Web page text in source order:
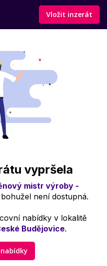
Vložit inzerát
vypršela
mistr výroby -
není dostupná.
nabídky v lokalitě
Budějovice.